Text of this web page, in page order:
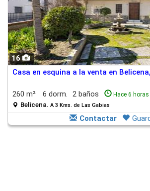
16
Casa en esquina a la venta en
260 m² 6 dorm. 2 baños Hace 6 horas
Belicena. A 3 Kms. de Las Gabias
Contactar